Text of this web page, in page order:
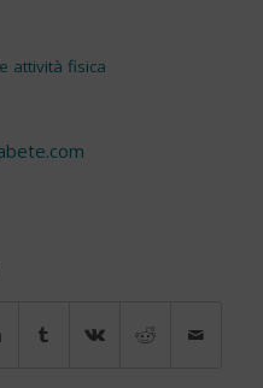
attività fisica